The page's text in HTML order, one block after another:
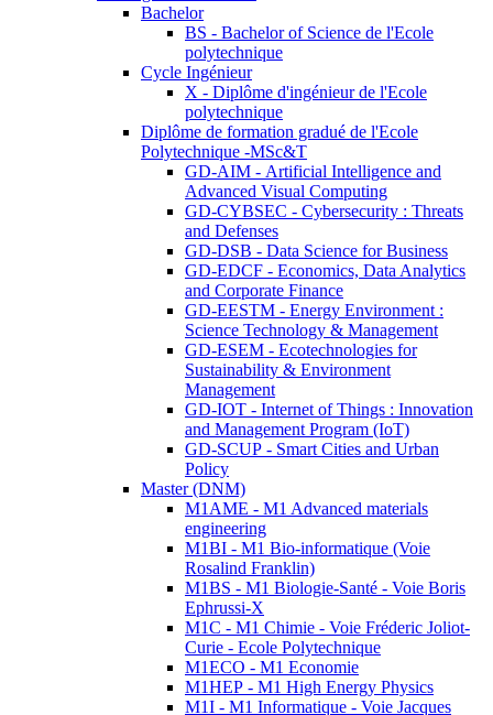
Bachelor
BS - Bachelor of Science de l'Ecole
polytechnique
Cycle Ingénieur
X - Diplôme d'ingénieur de l'Ecole
polytechnique
Diplôme de formation gradué de l'Ecole
Polytechnique -MSc&T
GD-AIM - Artificial Intelligence and
Advanced Visual Computing
GD-CYBSEC - Cybersecurity : Threats
and Defenses
GD-DSB - Data Science for Business
GD-EDCF - Economics, Data Analytics
and Corporate Finance
GD-EESTM - Energy Environment :
Science Technology & Management
GD-ESEM - Ecotechnologies for
Sustainability & Environment
Management
GD-IOT - Internet of Things : Innovation
and Management Program (IoT)
GD-SCUP - Smart Cities and Urban
Policy
Master (DNM)
M1AME - M1 Advanced materials
engineering
M1BI - M1 Bio-informatique (Voie
Rosalind Franklin)
M1BS - M1 Biologie-Santé - Voie Boris
Ephrussi-X
M1C - M1 Chimie - Voie Fréderic Joliot-
Curie - Ecole Polytechnique
M1ECO - M1 Economie
M1HEP - M1 High Energy Physics
M1I - M1 Informatique - Voie Jacques